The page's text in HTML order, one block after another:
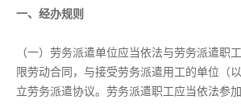
一、经办规则
（一）劳务派遣单位应当依法与劳务派遣职
限劳动合同，与接受劳务派遣用工的单位（
立劳务派遣协议。劳务派遣职工应当依法参